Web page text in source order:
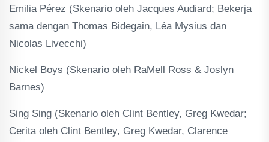
Emilia Pérez (Skenario oleh Jacques Audiard; Bekerja
sama dengan Thomas Bidegain, Léa Mysius dan
Nicolas Livecchi)
Nickel Boys (Skenario oleh RaMell Ross & Joslyn
Barnes)
Sing Sing (Skenario oleh Clint Bentley, Greg Kwedar;
Cerita oleh Clint Bentley, Greg Kwedar, Clarence